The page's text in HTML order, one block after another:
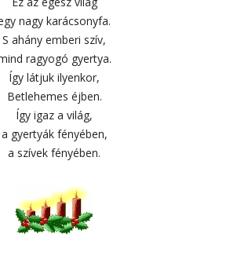
nagy karácsonyfa.
S ahány emberi szív,
ragyogó gyertya.
Így látjuk ilyenkor,
Betlehemes éjben.
Így igaz a világ,
a gyertyák fényében,
a szívek fényében.